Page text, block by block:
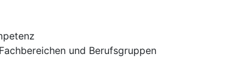
und Berufsgruppen